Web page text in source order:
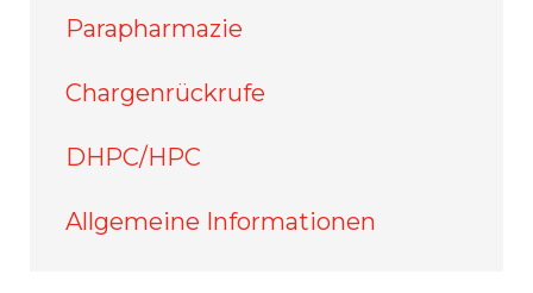
Parapharmazie
Chargenrückrufe
DHPC/HPC
Allgemeine Informationen